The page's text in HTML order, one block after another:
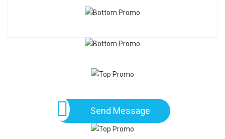
Send Message